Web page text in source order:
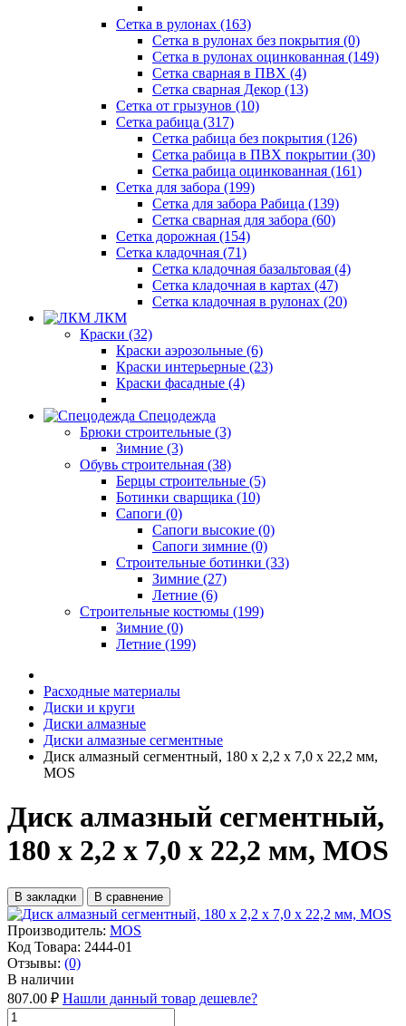
Сетка в рулонах (163)
Сетка в рулонах без покрытия (0)
Сетка в рулонах оцинкованная (149)
Сетка сварная в ПВХ (4)
Сетка сварная Декор (13)
Сетка от грызунов (10)
Сетка рабица (317)
Сетка рабица без покрытия (126)
Сетка рабица в ПВХ покрытии (30)
Сетка рабица оцинкованная (161)
Сетка для забора (199)
Сетка для забора Рабица (139)
Сетка сварная для забора (60)
Сетка дорожная (154)
Сетка кладочная (71)
Сетка кладочная базальтовая (4)
Сетка кладочная в картах (47)
Сетка кладочная в рулонах (20)
ЛКМ
Краски (32)
Краски аэрозольные (6)
Краски интерьерные (23)
Краски фасадные (4)
Спецодежда
Брюки строительные (3)
Зимние (3)
Обувь строительная (38)
Берцы строительные (5)
Ботинки сварщика (10)
Сапоги (0)
Сапоги высокие (0)
Сапоги зимние (0)
Строительные ботинки (33)
Зимние (27)
Летние (6)
Строительные костюмы (199)
Зимние (0)
Летние (199)
Расходные материалы
Диски и круги
Диски алмазные
Диски алмазные сегментные
Диск алмазный сегментный, 180 х 2,2 х 7,0 х 22,2 мм,
MOS
Диск алмазный сегментный,
180 х 2,2 х 7,0 х 22,2 мм, MOS
В закладки В сравнение
Производитель: MOS
Код Товара: 2444-01
Отзывы: (0)
В наличии
807.00 ₽ Нашли данный товар дешевле?